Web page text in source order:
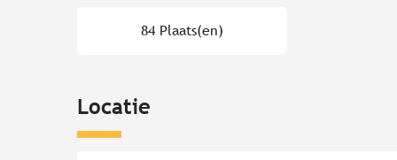
84 Plaats(en)
Locatie